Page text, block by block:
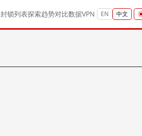
封锁列表探索趋势对比数据VPN EN 中文